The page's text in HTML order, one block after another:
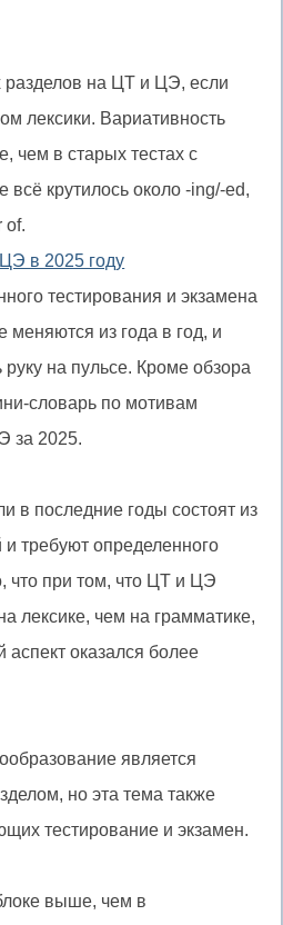
на ЦТ и ЦЭ, если
лексики. Вариативность
чем в старых тестах с
всё крутилось около -ing/-ed,
of.
в 2025 году
тестирования и экзамена
из года в год, и
на пульсе. Кроме обзора
словарь по мотивам
за 2025.
в последние годы состоят из
требуют определенного
что при том, что ЦТ и ЦЭ
лексике, чем на грамматике,
аспект оказался более
является
но эта тема также
тестирование и экзамен.
выше, чем в